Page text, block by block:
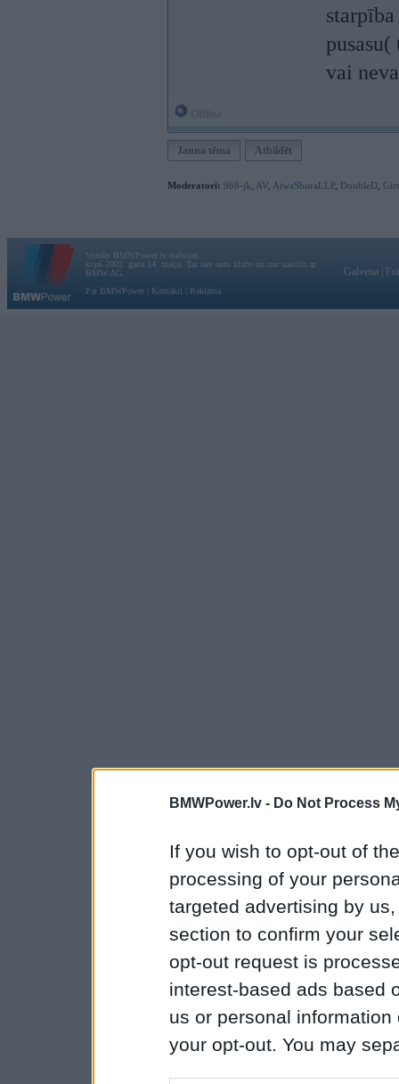
BMWPower.lv - Do Not Process
If you wish to opt-out of
processing of your
targeted advertising by
section to confirm your
opt-out request is
interest-based ads based
us or personal
your opt-out. You may
vai
Jauna tēma Atbildēt
Moderatori: 968-jk AV AiwaShuraLLP, DoubleD
Vortāls BMWPower.lv darbojas
kopš 2002. gada 14. maija. Tas nav auto klubs un nav saistīts ar
BMW AG.
Par BMWPower
Kontakti Reklāma
Galvena